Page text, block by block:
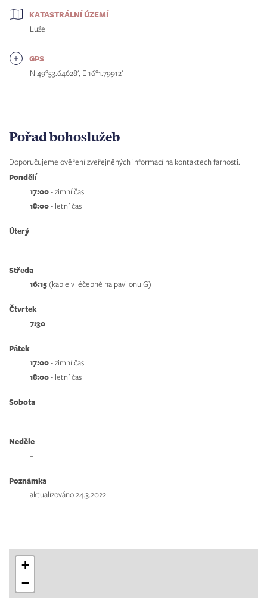
KATASTRÁLNÍ ÚZEMÍ
Luže
GPS
N 49°53.64628', E 16°1.79912'
Pořad bohoslužeb
Doporučujeme ověření zveřejněných informací na kontaktech farnosti.
Pondělí
17:00- zimní čas
18:00- letní čas
Úterý
–
Středa
16:15 (kaple v léčebně na pavilonu G)
Čtvrtek
7:30
Pátek
17:00- zimní čas
18:00- letní čas
Sobota
–
Neděle
–
Poznámka
aktualizováno 24.3.2022
+
−